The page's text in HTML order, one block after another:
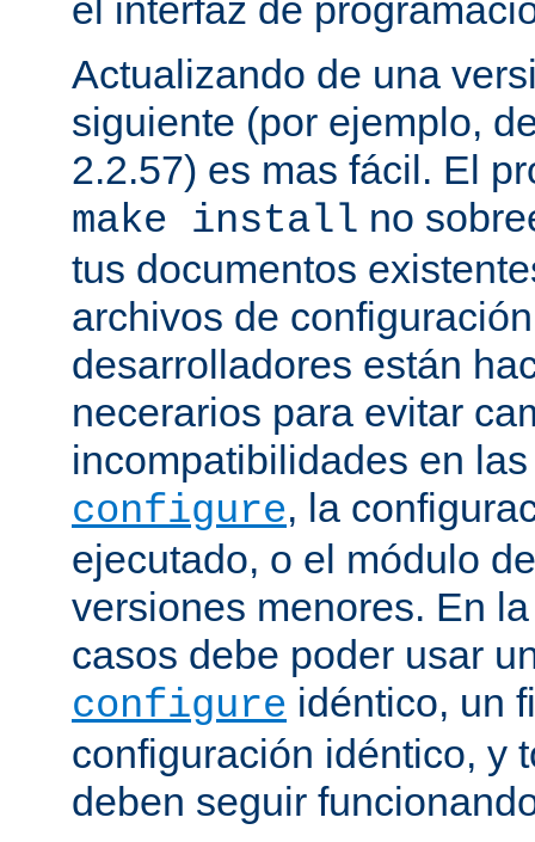
el interfaz de
Actualizando de una
siguiente (por ejemplo,
2.2.57) es mas fácil. El
make install no
tus documentos
archivos de
desarrolladores están
necerarios para evitar
incompatibilidades en
configure, la
ejecutado, o el módulo
versiones menores. En
casos debe poder usar
configure idéntico, un
configuración idéntico, y
deben seguir